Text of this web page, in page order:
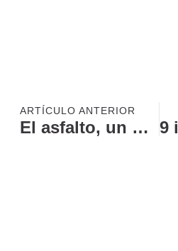
ARTÍCULO ANTERIOR
El asfalto, un producto que se ha convertido en un caso de éxito mundial